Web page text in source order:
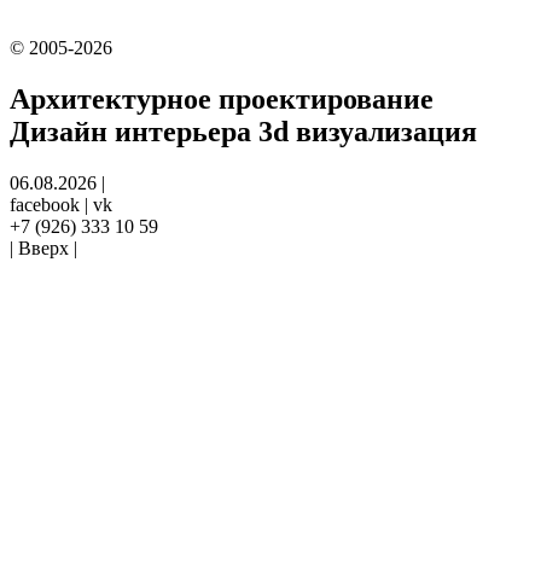
© 2005-2026
Архитектурное проектирование
Дизайн интерьера 3d визуализация
06.08.2026 |
facebook | vk
+7 (926) 333 10 59
| Вверх |